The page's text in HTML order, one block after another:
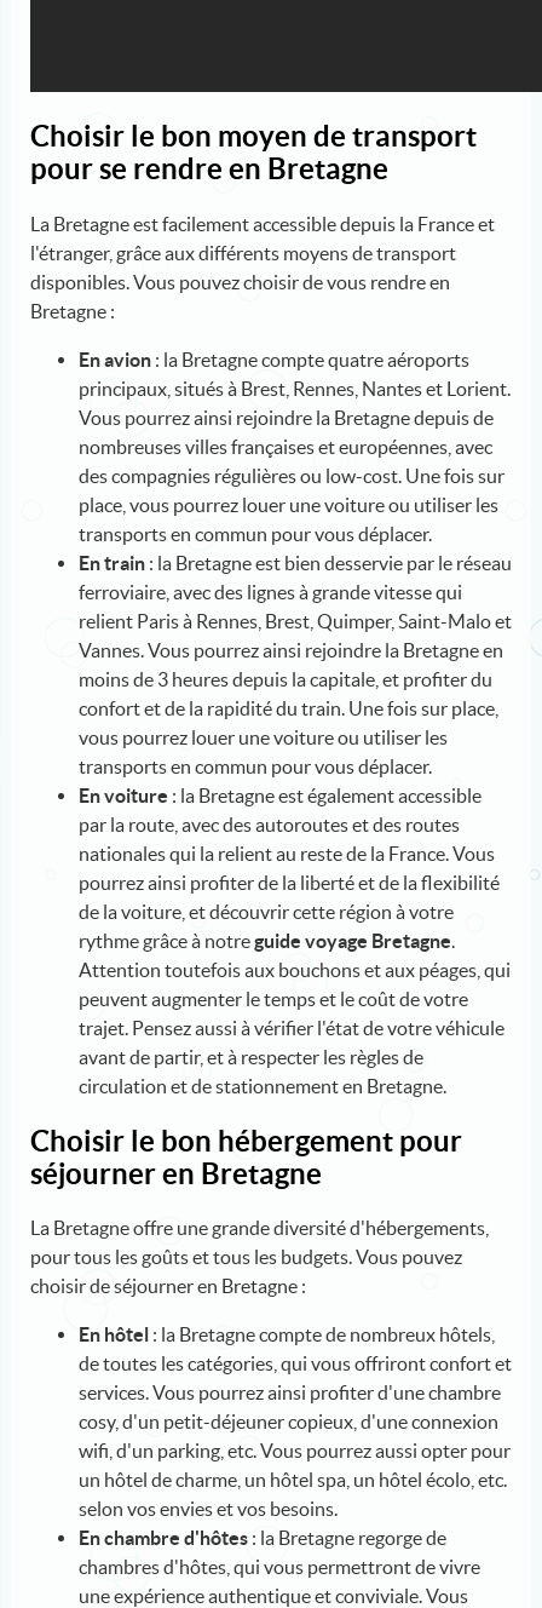
Choisir le bon moyen de transport
pour se rendre en Bretagne
La Bretagne est facilement accessible depuis la France et
l'étranger, grâce aux différents moyens de transport
disponibles. Vous pouvez choisir de vous rendre en
Bretagne :
En avion: la Bretagne compte quatre aéroports
principaux, situés à Brest, Rennes, Nantes et Lorient.
Vous pourrez ainsi rejoindre la Bretagne depuis de
nombreuses villes françaises et européennes, avec
des compagnies régulières ou low-cost. Une fois sur
place, vous pourrez louer une voiture ou utiliser les
transports en commun pour vous déplacer.
En train: la Bretagne est bien desservie par le réseau
ferroviaire, avec des lignes à grande vitesse qui
relient Paris à Rennes, Brest, Quimper, Saint-Malo et
Vannes. Vous pourrez ainsi rejoindre la Bretagne en
moins de 3 heures depuis la capitale, et profiter du
confort et de la rapidité du train. Une fois sur place,
vous pourrez louer une voiture ou utiliser les
transports en commun pour vous déplacer.
En voiture : la Bretagne est également accessible
par la route, avec des autoroutes et des routes
nationales qui la relient au reste de la France. Vous
pourrez ainsi profiter de la liberté et de la flexibilité
de la voiture, et découvrir cette région à votre
rythme grâce à notreguide voyage Bretagne.
Attention toutefois aux bouchons et aux péages, qui
peuvent augmenter le temps et le coût de votre
trajet. Pensez aussi à vérifier l'état de votre véhicule
avant de partir, et à respecter les règles de
circulation et de stationnement en Bretagne.
Choisir le bon hébergement pour
séjourner en Bretagne
La Bretagne offre une grande diversité d'hébergements,
pour tous les goûts et tous les budgets. Vous pouvez
choisir de séjourner en Bretagne :
En hôtel : la Bretagne compte de nombreux hôtels,
de toutes les catégories, qui vous offriront confort et
services. Vous pourrez ainsi profiter d'une chambre
cosy, d'un petit-déjeuner copieux, d'une connexion
wifi, d'un parking, etc. Vous pourrez aussi opter pour
un hôtel de charme, un hôtel spa, un hôtel écolo, etc.
selon vos envies et vos besoins.
En chambre d'hôtes: la Bretagne regorge de
chambres d'hôtes, qui vous permettront de vivre
une expérience authentique et conviviale. Vous